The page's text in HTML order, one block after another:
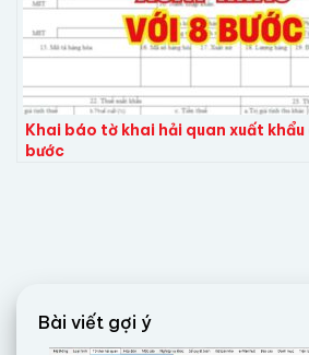
Khai báo tờ khai hải quan xuất khẩu
bước
Bài viết gợi ý